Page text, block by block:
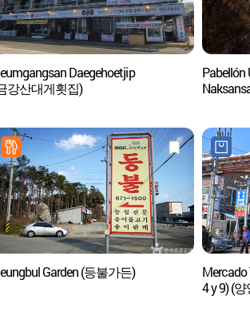
Daegehoetjip
강산대게횟집)
Pabellón
Garden (등불가든)
Mercado
4 y 9) (